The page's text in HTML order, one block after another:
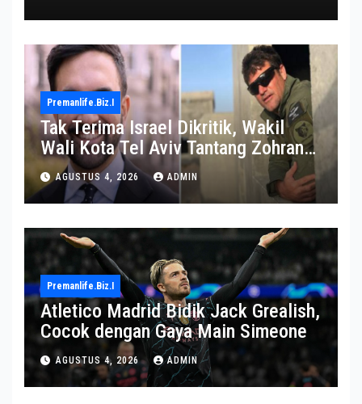
Premanlife.biz.i
Tak Terima Israel Dikritik, Wakil
Wali Kota Tel Aviv Tantang Zohran
Mamdani Adu Jotos di Ring Tinju
AGUSTUS 4, 2026 ADMIN
Premanlife.biz.i
Atletico Madrid Bidik Jack Grealish,
Cocok dengan Gaya Main Simeone
AGUSTUS 4, 2026 ADMIN